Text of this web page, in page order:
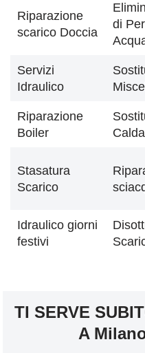
Riparazione
scarico Doccia
di
Servizi
Idraulico
Riparazione
Boiler
Stasatura
Scarico
Idraulico giorni
festivi
TI SERVE
A